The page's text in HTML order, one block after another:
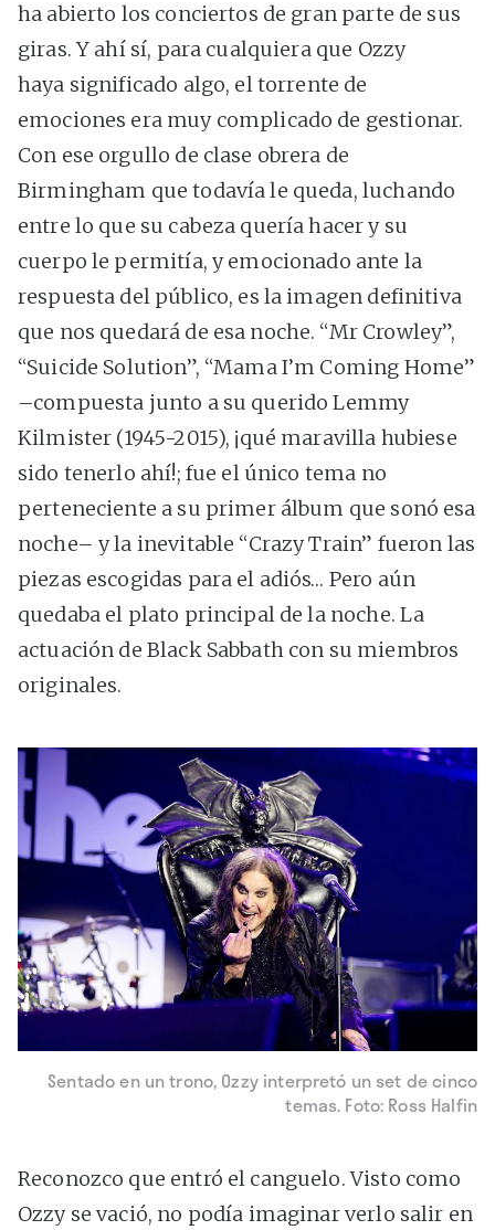
ha abierto los conciertos de gran parte de sus
giras. Y ahí sí, para cualquiera que Ozzy
haya significado algo, el torrente de
emociones era muy complicado de gestionar.
Con ese orgullo de clase obrera de
Birmingham que todavía le queda, luchando
entre lo que su cabeza quería hacer y su
cuerpo le permitía, y emocionado ante la
respuesta del público, es la imagen definitiva
que nos quedará de esa noche. “Mr Crowley”,
“Suicide Solution”, “Mama I’m Coming Home”
–compuesta junto a su querido Lemmy
Kilmister (1945-2015), ¡qué maravilla hubiese
sido tenerlo ahí!; fue el único tema no
perteneciente a su primer álbum que sonó esa
noche– y la inevitable “Crazy Train” fueron las
piezas escogidas para el adiós… Pero aún
quedaba el plato principal de la noche. La
actuación de Black Sabbath con su miembros
originales.
Sentado en un trono, Ozzy interpretó un set de cinco
temas. Foto: Ross Halfin
Reconozco que entró el canguelo. Visto como
Ozzy se vació, no podía imaginar verlo salir en